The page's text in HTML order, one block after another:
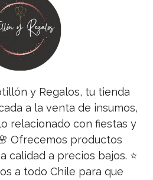
y Regalos, tu tienda
a la venta de insumos,
relacionado con fiestas y
Ofrecemos productos
calidad a precios bajos. ⭐
a todo Chile para que